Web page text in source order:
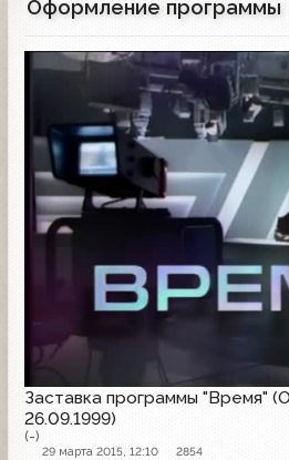
г. в семье
Измайловской и
специалиста по
ракет с подводных
Оформление программы
Заставка программы "Время"
26.09.1999)
(-)
29 марта 2015, 12:10 2854
Заставка программы